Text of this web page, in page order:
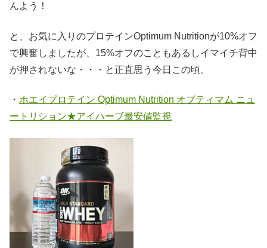
んよう！
と、お気に入りのプロテインOptimum Nutritionが10%オフ
で興奮しましたが、15%オフのこともあるしイマイチ背中
が押されないな・・・と正直思う今日この頃。
・ ホエイプロテイン Optimum Nutrition オプティマム ニュ
ートリション★アイハーブ最安値監視